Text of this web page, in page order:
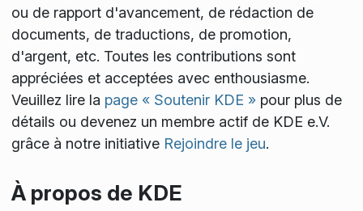
ou de rapport d'avancement, de rédaction de
documents, de traductions, de promotion,
d'argent, etc. Toutes les contributions sont
appréciées et acceptées avec enthousiasme.
Veuillez lire la page « Soutenir KDE »pour plus de
détails ou devenez un membre actif de KDE e.V.
grâce à notre initiative Rejoindre le jeu.
À propos de KDE